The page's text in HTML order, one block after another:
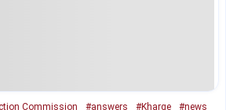
Commission #answers #Kharge
#news